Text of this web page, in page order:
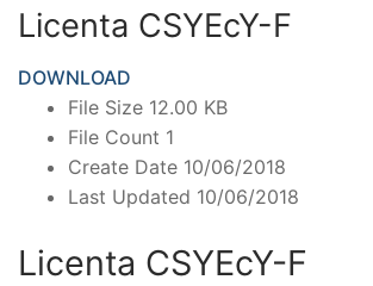
Licenta CSYEcY-F
DOWNLOAD
File Size 12.00 KB
File Count 1
Create Date 10/06/2018
Last Updated 10/06/2018
Licenta CSYEcY-F